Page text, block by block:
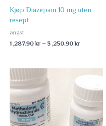
Kjøp Diazepam 10 mg uten
resept
angst
1 ,287.90kr – 3 ,250.90kr
1
through
2
,988.00 kr